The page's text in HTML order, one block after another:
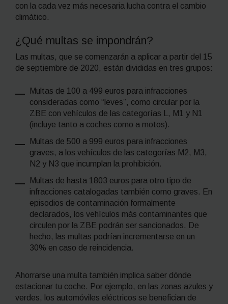
con la cada vez más necesaria lucha contra el cambio
climático.
¿Qué multas se impondrán?
Las multas, que se comenzarán a aplicar a partir del 15
de septiembre de 2020, están divididas en tres grupos:
Multas de 100 a 499 euros para infracciones
consideradas como “leves”, como circular por la
ZBE con vehículos de las categorías L, M1 y N1
(incluye tanto a coches como a motos).
Multas de 500 a 999 euros para infracciones
graves, a los vehículos de las categorías M2, M3,
N2 y N3 que incumplan la prohibición.
Multas de hasta 1803 euros para otro tipo de
infracciones catalogadas también como graves. En
episodios de contaminación formalmente
declarados, los vehículos más contaminantes que
circulen por la ZBE podrán ser sancionados. De
hecho, las multas podrían incrementarse en un
30% en caso de reincidencia.
Ahorrarse una multa también implica saber dónde
estacionar tu coche. Por ejemplo, en las zonas azules y
verdes, los automóviles eléctricos se benefician de